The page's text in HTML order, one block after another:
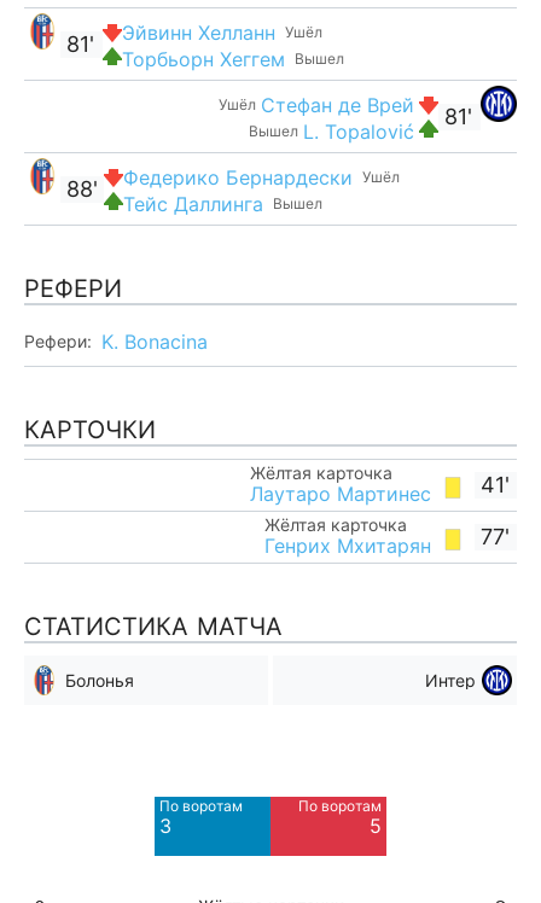
Ушёл
Эйвинн Хелланн
Вышел
Торбьорн Хеггем
81'
81'
Ушёл Стефан де Врей
Вышел L. Topalović
Ушёл
Федерико Бернардески
Вышел
Тейс Даллинга
88'
РЕФЕРИ
Рефери: K. Bonacina
КАРТОЧКИ
41'
Жёлтая карточка
Лаутаро Мартинес
77'
Жёлтая карточка
Генрих Мхитарян
СТАТИСТИКА МАТЧА
Болонья Интер
По воротам
3
По воротам
5